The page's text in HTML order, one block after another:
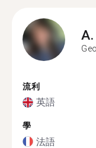
A.
流利
英語
學
法語